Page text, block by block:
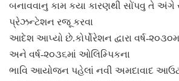
બનાવવાનુ કામ કયા કારણથી સોંપવુ તે અંગે
પ્રેઝન્ટેશન રજૂ કરવા
આદેશ આપ્યો છે.કોર્પોરેશન દ્વારા વર્ષ-
અને વર્ષ-૨૦૩૬માં ઓલિમ્પિકના
ભાવિ આયોજન પહેલાં નવી અમદાવાદ